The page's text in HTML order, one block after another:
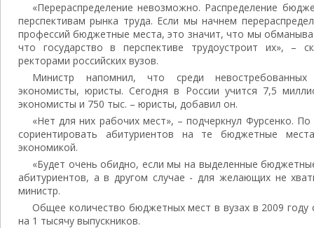
«Перераспределение невозможно. Распределение
перспективам рынка труда. Если мы начнем
профессий бюджетные места, это значит, что мы
что государство в перспективе трудоустроит их», –
ректорами российских вузов.
Министр напомнил, что среди
экономисты, юристы. Сегодня в России учится 7,5
экономисты и 750 тыс. – юристы, добавил он.
«Нет для них рабочих мест», – подчеркнул Фурсенко.
сориентировать абитуриентов на те бюджетные
экономикой.
«Будет очень обидно, если мы на выделенные
абитуриентов, а в другом случае - для желающих не
министр.
Общее количество бюджетных мест в вузах в 2009 году
на 1 тысячу выпускников.